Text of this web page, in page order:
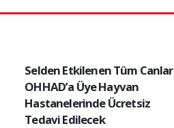
Selden Etkilenen Tüm Canlar
OHHAD’a Üye Hayvan
Hastanelerinde Ücretsiz
Tedavi Edilecek